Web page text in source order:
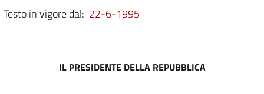
Testo in vigore dal: 22-6-1995
IL PRESIDENTE DELLA REPUBBLICA